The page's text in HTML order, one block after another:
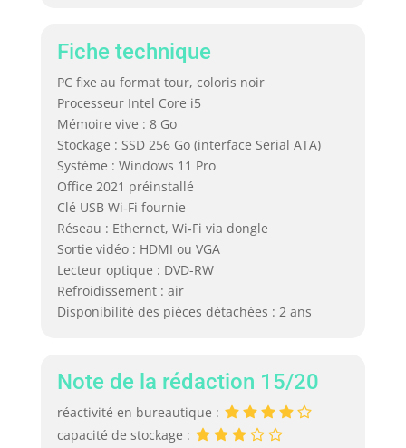
Fiche technique
PC fixe au format tour, coloris noir
Processeur Intel Core i5
Mémoire vive : 8 Go
Stockage : SSD 256 Go (interface Serial ATA)
Système : Windows 11 Pro
Office 2021 préinstallé
Clé USB Wi‑Fi fournie
Réseau : Ethernet, Wi‑Fi via dongle
Sortie vidéo : HDMI ou VGA
Lecteur optique : DVD-RW
Refroidissement : air
Disponibilité des pièces détachées : 2 ans
Note de la rédaction 15/20
réactivité en bureautique :
capacité de stockage :